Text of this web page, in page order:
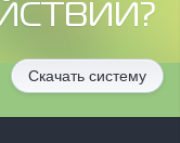
Скачать систему